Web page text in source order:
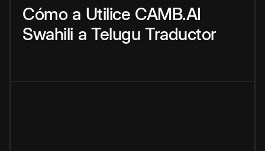
Cómo a Utilice CAMB.AI
Swahili a Telugu Traductor